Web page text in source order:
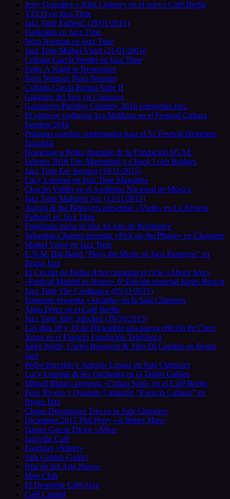
Jerry González y Kirk Lightsey en el nuevo Café Berlín
YELO en Jazz Time
Jazz Time Fatbeat! (28/01/2016)
Funkolate en Jazz Time
Nora Norman en Jazz Time
Jazz Time Maikel Vistel (21/01/2016)
Collado García Benito en Jazz Time
Patáx A Night to Remember
Nora Norman Nora Norman
Collado.García.Benito Suite II
Gigantes del Jazz en Clamores
Ganadores Premios Grammy 2016 categorías Jazz
El virtuoso violinista Ara Malikian en el Festival Cultura
Inquieta 2016
Primeras estrellas confirmadas para el 51 Festival Heineken
Jazzaldia
Homenaje a Pedro Iturralde de la Fundación SGAE
Febrero 2016 Eric Marienthal y Chuck Loeb Bridges
Jazz Time Ere Serrano (19/11/2015)
Lucy Lummis en Jazz Time Magazine
Chucho Valdés en el Auditorio Nacional de Música
Jazz Time Mohama Saz (12/11/2015)
Aurora & the Betrayers presentan «Vudú» en La Riviera
Fatbeat! en Jazz Time
Freedonia inicia su gira 10 Ans de Resistance
Sebastian Chames presenta «Pick up the Phone» en Clamores
Maikel Vistel en Jazz Time
E.N.M. Big Band “Plays the Music of Jaco Pastorius” en
Bogui Jazz
El Circulo de Bellas Artes organiza el ciclo «Ahora Jazz»
«Festival Madrid es Negro» 6ª Edición especial James Brown
Jazz Time The Cooltrance (05/11/2015)
Enriquito presenta «Alcudia» en la Sala Clamores
Alain Pérez en el Café Berlín
Jazz Time Jaby Sánchez (29/10/2015)
Los días 18 y 19 de Diciembre una nueva edición de Clazz
Xmas en el Espacio Fundación Telefónica
Jorge Pardo, Carles Benavent & Tino Di Geraldo en Bogui
Jazz
Pedro Iturralde y Antonio Lizana en Sala Clamores
Lucy Lummis & her Orchestra en el Teatro Galileo
Miguel Blanco presenta «Cuban Soul» en el Café Berlín
Pepe Rivero y Quinteto Cimarrón “Esencia Cubana” en
Bogui Jazz
Chano Dominguez Trío en la Sala Clamores
Diciembre 2015 Phil Perry «A Better Man»
Daniel García Diego «Alba»
Jazzville Café
Fourplay «Silver»
Sala Galileo Galilei
Rincón del Arte Nuevo
Moe Club
El Despertar Café-Jazz
Café Central